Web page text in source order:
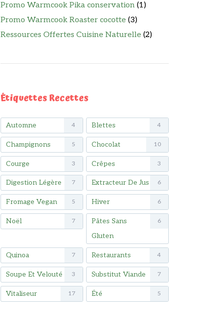
Promo Warmcook Pika conservation (1)
Promo Warmcook Roaster cocotte (3)
Ressources Offertes Cuisine Naturelle (2)
Étiquettes Recettes
Automne 4 Blettes 4
Champignons 5 Chocolat 10
Courge 3 Crêpes 3
Digestion Légère 7 Extracteur De Jus 6
Fromage Vegan 5 Hiver 6
Noël 7
Pâtes Sans
Gluten
6
Quinoa 7 Restaurants 4
Soupe Et Velouté 3 Substitut Viande 7
Vitaliseur 17 Été 5